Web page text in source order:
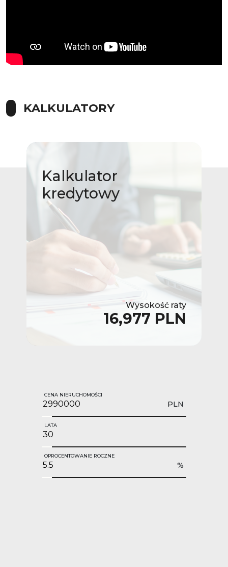
KALKULATORY
Kalkulator
kredytowy
Wysokość raty
16,977 PLN
CENA NIERUCHOMOŚCI
PLN
LATA
OPROCENTOWANIE ROCZNE
%